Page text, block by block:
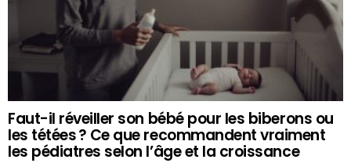
Faut-il réveiller son bébé pour les biberons ou
les tétées ? Ce que recommandent vraiment
les pédiatres selon l’âge et la croissance